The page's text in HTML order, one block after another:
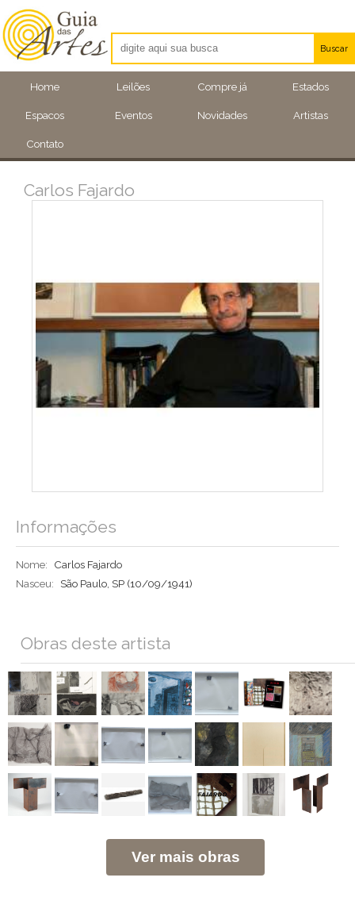
Home Leilões Compre já Estados
Espacos Eventos Novidades Artistas
Contato
Buscar
Artistas
Eventos
Carlos Fajardo
Informações
Nome:
Carlos Fajardo
Nasceu:
São Paulo, SP (10/09/1941)
Obras deste artista
Ver mais obras